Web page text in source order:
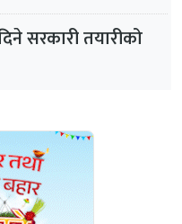
सरकारी तयारीको